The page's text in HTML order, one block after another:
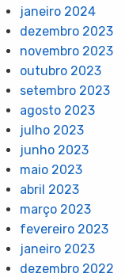
janeiro 2024
dezembro 2023
novembro 2023
outubro 2023
setembro 2023
agosto 2023
julho 2023
junho 2023
maio 2023
abril 2023
março 2023
fevereiro 2023
janeiro 2023
dezembro 2022